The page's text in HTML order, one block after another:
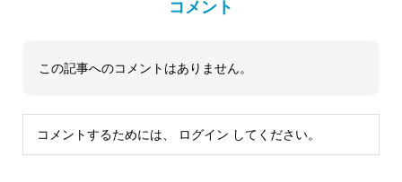
コメント
この記事へのコメントはありません。
コメントするためには、 ログイン してください。